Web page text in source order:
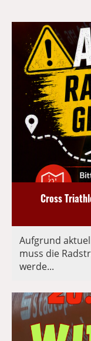
Cross
Aufgrund
muss die
werde...